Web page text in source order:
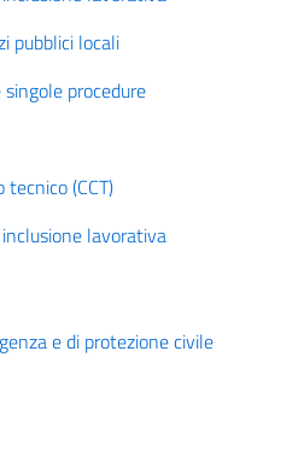
pubblici locali
procedure
(CCT)
lavorativa
e di protezione civile